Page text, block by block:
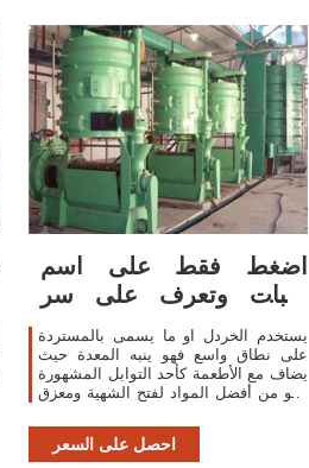
اضغط فقط على اسم
النبات وتعرف على سر
الاعشاب ..!! - صفحة 2
يستخدم الخردل او ما يسمى بالمستردة
على نطاق واسع فهو ينبه المعدة حيث
يضاف مع الأطعمة كأحد التوابل المشهورة
وهو من أفضل المواد لفتح الشهية ومعزق
اللصقات
احصل على السعر